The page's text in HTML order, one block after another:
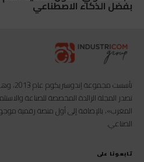
بفضل الذكاء الاصطناعي
تأسست
تصدر المجلة الرائدة المخصصة للصناعة
المغرب»، بالإضافة إلى أول منصة رقمية
الصناعي.
تابعونا على